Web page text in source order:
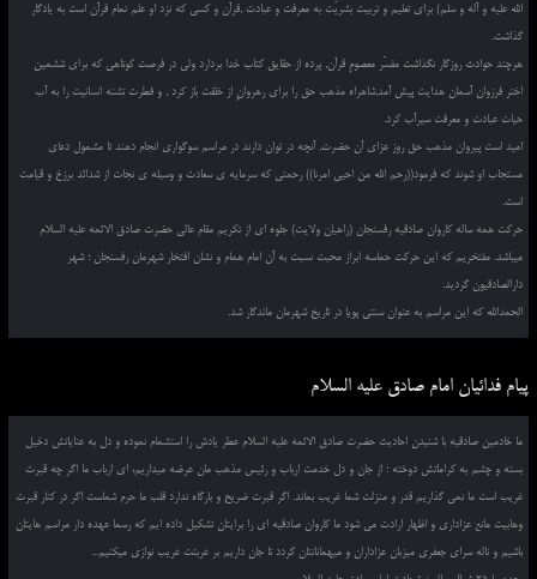
الله علیه و آله و سلم) برای تعلیم و تربیت بشریّت به معرفت و عبادت ,قرآن و کسی که نزد او علم تمام قرآن است به یادگار
گذاشت.
هرچند حوادث روزگار نگذاشت مفسّر معصومِ قرآن, پرده از حقایق کتاب خدا بردارد ولی در فرصت کوتاهی که برای ششمین
اختر فرزوان آسمان هدایت پیش آمد,شاهراه مذهب حق را برای رهروانِ از خلقت باز کرد , و فطرت تشنه انسانیت را به آب
حیات عبادت و معرفت سیرآب کرد.
امید است پیروان مذهب حق روز عزای آن حضرت, آنچه در توان دارند در مراسم سوگواری انجام دهند تا مشمول دعای
مستجاب او شوند که فرمود((رحم الله من احیی امرنا)) رحمتی که سرمایه ی سعادت و وسیله ی نجات از شدائد برزخ و قیامت
است.
حرکت همه ساله کاروان صادقیه رفسنجان (راهیان ولایت) جلوه ای از تکریم مقام عالی حضرت صادق الائمه علیه السلام
میباشد. مفتخریم که این حرکت حماسه ابراز محبت نسبت به آن امام همام و نشان افتخار شهرمان رفسنجان ؛ شهر
دارالصادقیون گردید.
الحمدالله که این مراسم به عنوان سنتی پویا در تاریخ شهرمان ماندگار شد.
پیام فدائیان امام صادق علیه السلام
ما خادمین صادقیه با شنیدن احادیث حضرت صادق الائمه علیه السلام عطر یادش را استشمام نموده و دل به عنایاتش دخیل
بسته و چشم به کراماتش دوخته ؛ از جان و دل خدمت ارباب و رئیس مذهب مان عرضه میداریم، ای ارباب ما اگر چه قبرت
غریب است ما نمی گذاریم قدر و منزلت شما غریب بماند. اگر قبرت ضریح و بارگاه ندارد قلب ما حرم شماست اگر در کنار قبرت
وهابیت مانع عزاداری و اظهار ارادت می شود ما کاروان صادقیه ای را برایتان تشکیل داده ایم که رسما عهده دار مراسم هایتان
باشیم و ناله سرای جعفری میزبان عزاداران و میهمانانتان گردد تا جان داریم بر غربتت غریب نوازی میکنیم...